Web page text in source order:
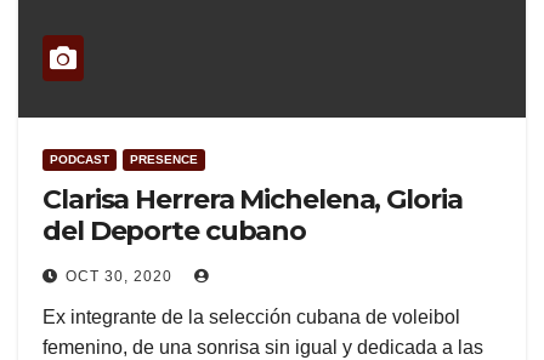
PODCAST PRESENCE
Clarisa Herrera Michelena, Gloria
del Deporte cubano
OCT 30, 2020
Ex integrante de la selección cubana de voleibol
femenino, de una sonrisa sin igual y dedicada a las